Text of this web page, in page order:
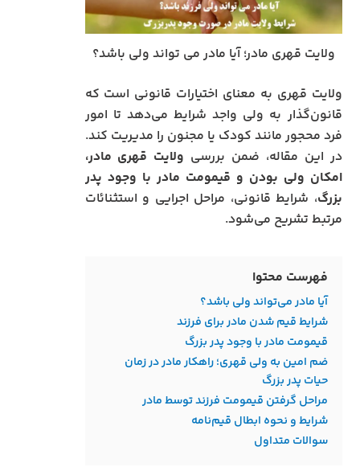
ولایت قهری مادر؛ آیا مادر می تواند ولی باشد؟
ولایت قهری به معنای اختیارات قانونی است که
قانون‌گذار به ولی واجد شرایط می‌دهد تا امور
فرد محجور مانند کودک یا مجنون را مدیریت کند.
در این مقاله، ضمن بررسی ولایت قهری مادر،
امکان ولی بودن و قیمومت مادر با وجود پدر
بزرگ، شرایط قانونی، مراحل اجرایی و استثنائات
مرتبط تشریح می‌شود.
فهرست محتوا
آیا مادر می‌تواند ولی باشد؟
شرایط قیم شدن مادر برای فرزند
قیمومت مادر با وجود پدر بزرگ
ضم امین به ولی قهری؛ راهکار مادر در زمان
حیات پدر بزرگ
مراحل گرفتن قیمومت فرزند توسط مادر
شرایط و نحوه ابطال قیم‌نامه
سوالات متداول